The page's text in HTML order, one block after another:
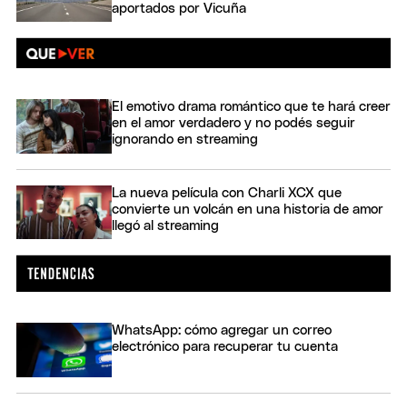
aportados por Vicuña
El emotivo drama romántico que te hará creer
en el amor verdadero y no podés seguir
ignorando en streaming
La nueva película con Charli XCX que
convierte un volcán en una historia de amor
llegó al streaming
WhatsApp: cómo agregar un correo
electrónico para recuperar tu cuenta